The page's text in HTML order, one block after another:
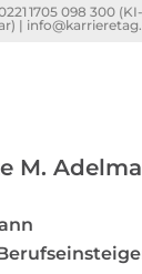
1705 098 300
|
M.